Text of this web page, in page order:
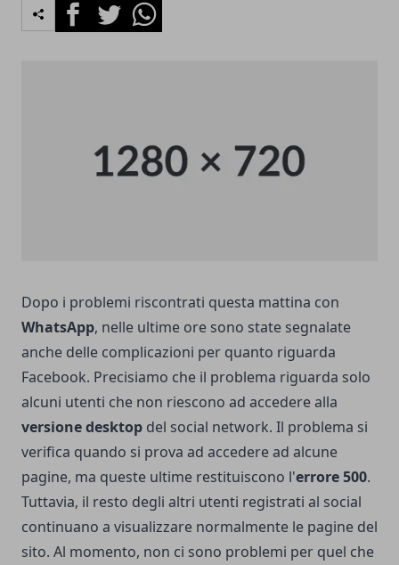
FacebookTwitterWhatsapp
Dopo i problemi riscontrati questa mattina con
WhatsApp, nelle ultime ore sono state segnalate
anche delle complicazioni per quanto riguarda
Facebook. Precisiamo che il problema riguarda solo
alcuni utenti che non riescono ad accedere alla
versione desktop del social network. Il problema si
verifica quando si prova ad accedere ad alcune
pagine, ma queste ultime restituiscono l'errore 500.
Tuttavia, il resto degli altri utenti registrati al social
continuano a visualizzare normalmente le pagine del
sito. Al momento, non ci sono problemi per quel che